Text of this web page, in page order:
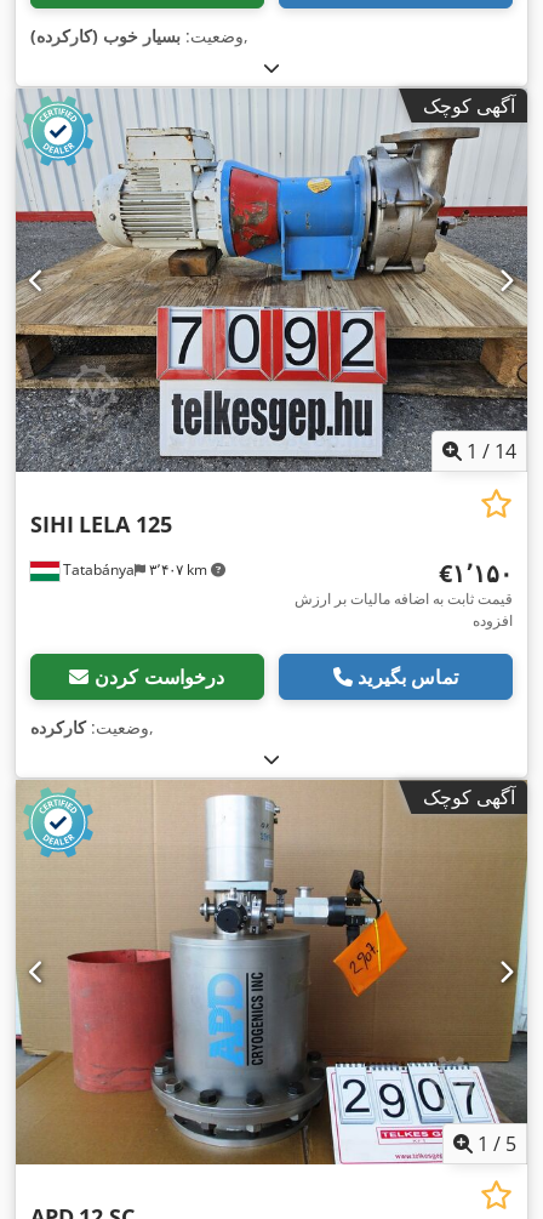
وضعیت: بسیار خوب (کارکرده) ,
آگهی کوچک
1 / 14
Tatabánya ۳٬۴۰۷ km
SIHI LELA 125
‎€۱٬۱۵۰
قیمت ثابت به اضافه مالیات بر ارزش
افزوده
درخواست کردن تماس بگیرید
وضعیت:کارکرده ,
آگهی کوچک
1 / 5